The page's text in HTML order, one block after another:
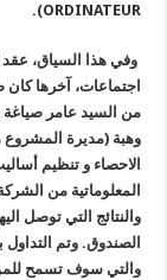
ORDINATEUR).
وفي هذا السياق،
من السيد عامر صياغة
وهبة (مديرة
الاحصاء و تنظيم
المعلوماتية من
والنتائج التي توصل
الصندوق. وتم التداول
والتي سوف تسمح